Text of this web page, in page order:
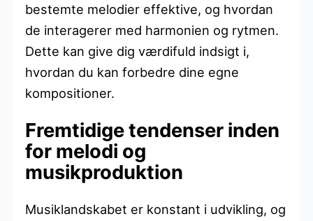
bestemte melodier effektive, og hvordan
de interagerer med harmonien og rytmen.
Dette kan give dig værdifuld indsigt i,
hvordan du kan forbedre dine egne
kompositioner.
Fremtidige tendenser inden
for melodi og
musikproduktion
Musiklandskabet er konstant i udvikling, og